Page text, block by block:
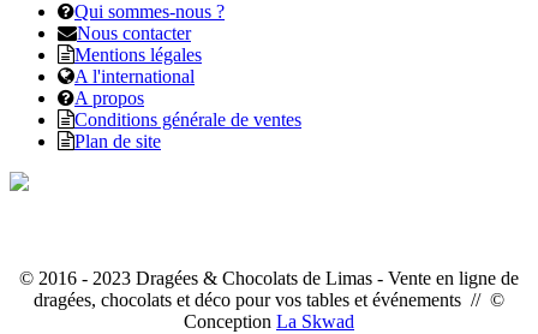
Qui sommes-nous ?
Nous contacter
Mentions légales
A l'international
A propos
Conditions générale de ventes
Plan de site
© 2016 - 2023 Dragées & Chocolats de Limas - Vente en ligne de
dragées, chocolats et déco pour vos tables et événements // ©
Conception La Skwad